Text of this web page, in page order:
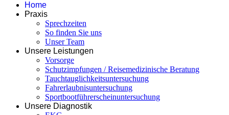
Home
Praxis
Sprechzeiten
So finden Sie uns
Unser Team
Unsere Leistungen
Vorsorge
Schutzimpfungen / Reisemedizinische Beratung
Tauchtauglichkeitsuntersuchung
Fahrerlaubnisuntersuchung
Sportbootführerscheinuntersuchung
Unsere Diagnostik